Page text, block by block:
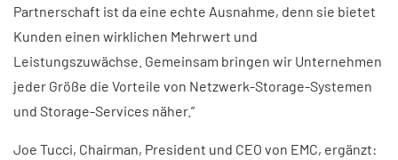
Partnerschaft ist da eine echte Ausnahme, denn sie bietet
Kunden einen wirklichen Mehrwert und
Leistungszuwächse. Gemeinsam bringen wir Unternehmen
jeder Größe die Vorteile von Netzwerk-Storage-Systemen
und Storage-Services näher.”
Joe Tucci, Chairman, President und CEO von EMC, ergänzt: